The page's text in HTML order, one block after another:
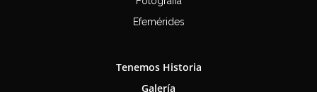
Efemérides
Tenemos Historia
Galería